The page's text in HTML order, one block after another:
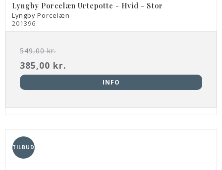
Lyngby Porcelæn Urtepotte - Hvid - Stor
Lyngby Porcelæn
201396
549,00 kr.
385,00 kr.
INFO
TILBUD